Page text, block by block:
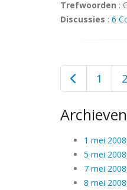
Trefwoorden :
Discussies : 6
1 2
Archieven
1 mei 2008
5 mei 2008
7 mei 2008
8 mei 2008